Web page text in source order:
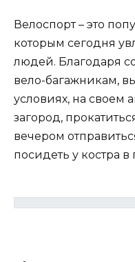
Велоспорт – это
которым сегодня
людей. Благодаря
вело-багажникам,
условиях, на своем
загород,
вечером
посидеть у костра